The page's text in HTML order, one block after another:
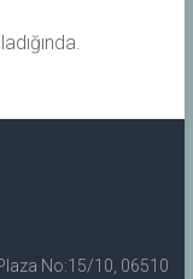
No:15/10, 06510